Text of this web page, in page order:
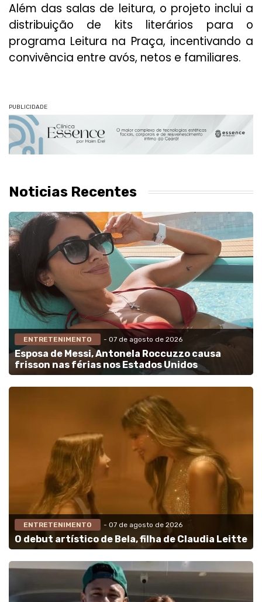
Além das salas de leitura, o projeto inclui a
distribuição de kits literários para o
programa Leitura na Praça, incentivando a
convivência entre avós, netos e familiares.
PUBLICIDADE
Noticias Recentes
ENTRETENIMENTO - 07 de agosto de 2026
Esposa de Messi, Antonela Roccuzzo causa
frisson nas férias nos Estados Unidos
ENTRETENIMENTO - 07 de agosto de 2026
O debut artístico de Bela, filha de Claudia Leitte